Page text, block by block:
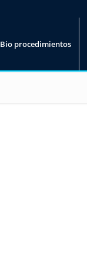
Bio procedimientos